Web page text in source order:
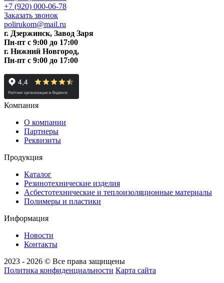
+7 (920) 000-06-78
Заказать звонок
polirukom@mail.ru
г. Дзержинск, Завод Заря
Пн-пт c 9:00 до 17:00
г. Нижний Новгород,
Пн-пт c 9:00 до 17:00
Компания
О компании
Партнеры
Реквизиты
Продукция
Каталог
Резинотехнические изделия
Асбестотехнические и теплоизоляционные материалы
Полимеры и пластики
Информация
Новости
Контакты
2023 - 2026 © Все права защищены
Политика конфиденциальности Карта сайта